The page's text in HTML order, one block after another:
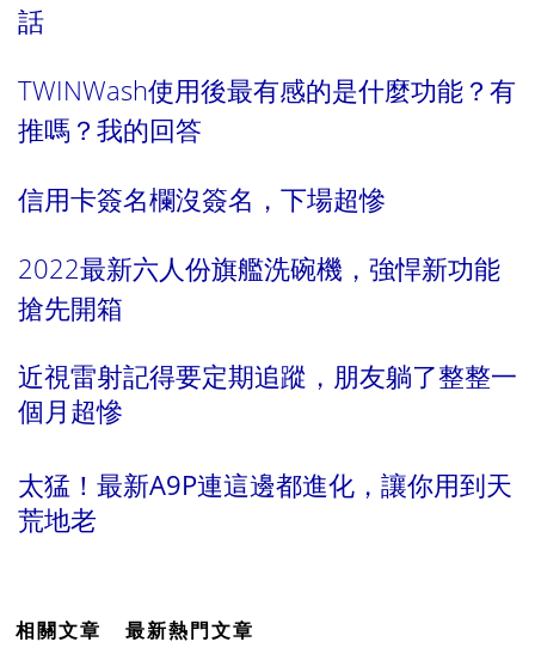
話
TWINWash使用後最有感的是什麼功能？有
推嗎？我的回答
信用卡簽名欄沒簽名，下場超慘
2022最新六人份旗艦洗碗機，強悍新功能
搶先開箱
近視雷射記得要定期追蹤，朋友躺了整整一
個月超慘
太猛！最新A9P連這邊都進化，讓你用到天
荒地老
相關文章 最新熱門文章